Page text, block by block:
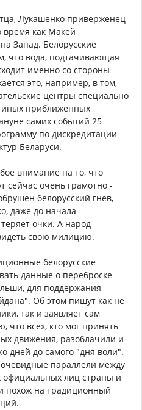
Лукашенко приверженец
время как Макей
Запад. Белорусские
что вода, подтачивающая
именно со стороны
это, например, в том,
центры специально
иных приближенных
самих событий 25
по дискредитации
Беларуси.
внимание на то, что
сейчас очень грамотно -
белорусский гнев,
даже до начала
очки. А народ
свою милицию.
белорусские
данные о переброске
для поддержания
Об этом пишут как не
так и заявляет сам
что всех, кто мог принять
движения, разоблачили и
дней до самого "дня воли".
параллели между
официальных лиц страны и
похож на традиционный